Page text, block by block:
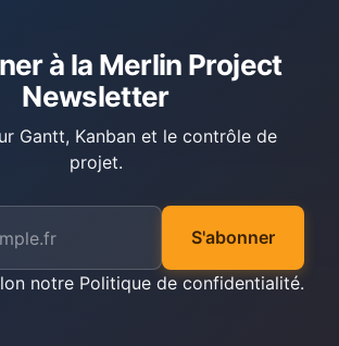
à la Merlin Project
Newsletter
Gantt, Kanban et le contrôle de
projet.
S'abonner
notre Politique de confidentialité.